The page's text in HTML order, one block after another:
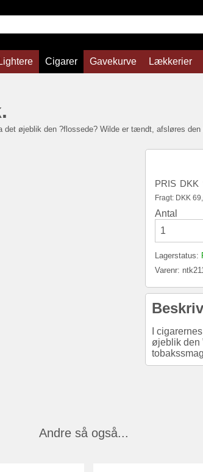
Lightere Cigarer Gavekurve Lækkerier
det øjeblik den ?flossede? Wilde er tændt, afsløres
PRIS DKK
Fragt: DKK
Antal
Lagerstatus:
Varenr:
I
øjeblik den
Andre så også...